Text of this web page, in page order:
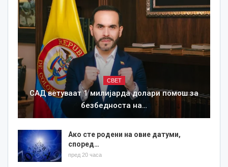
СВЕТ
САД ветуваат 1 милијарда долари помош за
безбедноста на…
Ако сте родени на овие датуми,
според…
пред 20 часа